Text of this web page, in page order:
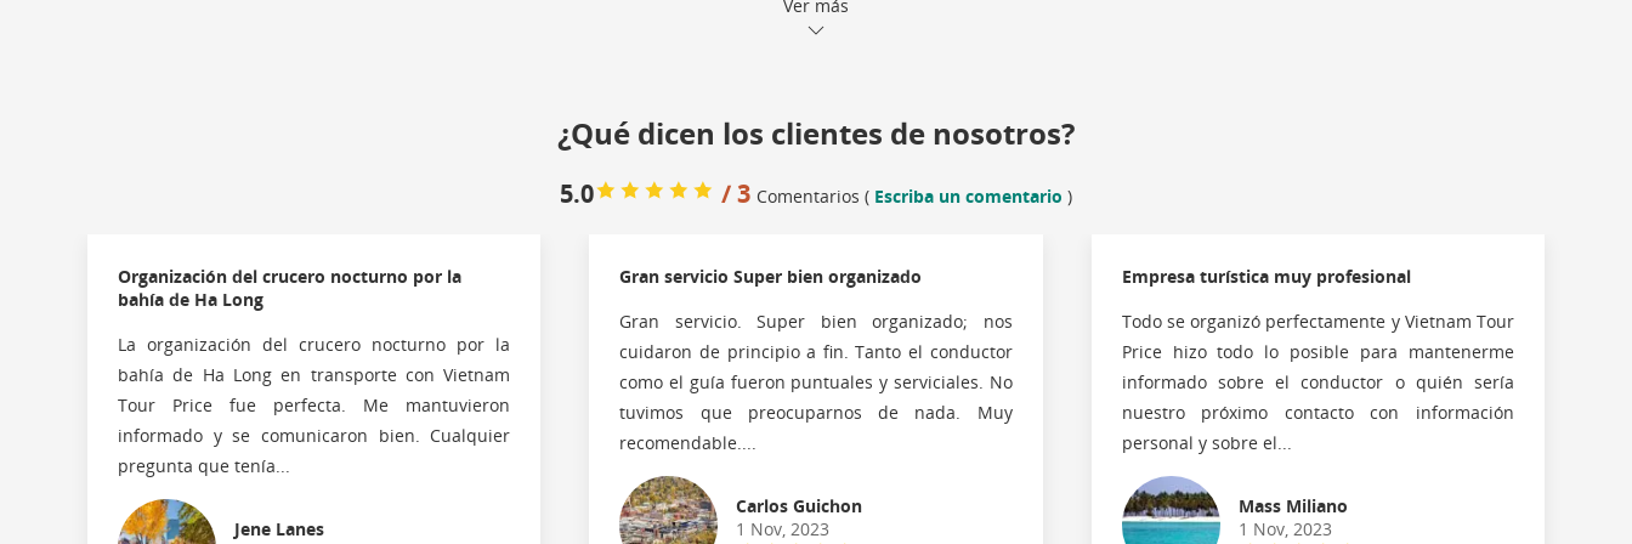
Ver más
¿Qué dicen los clientes de nosotros?
5.0 / 3 Comentarios ( Escriba un comentario )
Organización del crucero nocturno por la
bahía de Ha Long
La organización del crucero nocturno por la
bahía de Ha Long en transporte con Vietnam
Tour Price fue perfecta. Me mantuvieron
informado y se comunicaron bien. Cualquier
pregunta que tenía...
Jene Lanes
Gran servicio Super bien organizado
Gran servicio. Super bien organizado; nos
cuidaron de principio a fin. Tanto el conductor
como el guía fueron puntuales y serviciales. No
tuvimos que preocuparnos de nada. Muy
recomendable....
Carlos Guichon
1 Nov, 2023
Empresa turística muy profesional
Todo se organizó perfectamente y Vietnam Tour
Price hizo todo lo posible para mantenerme
informado sobre el conductor o quién sería
nuestro próximo contacto con información
personal y sobre el...
Mass Miliano
1 Nov, 2023